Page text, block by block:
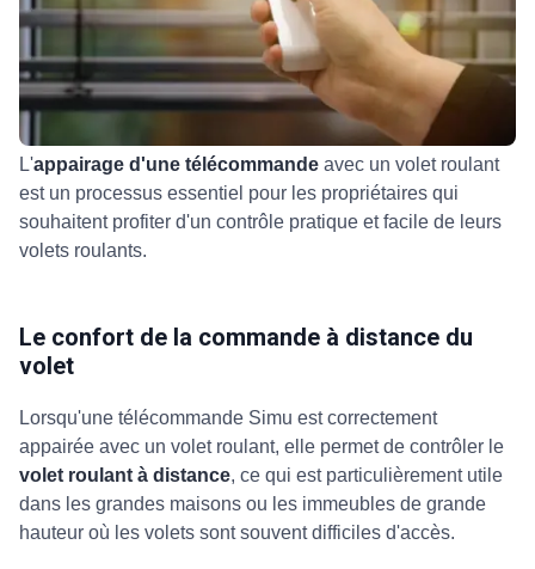
L'appairage d'une télécommande avec un volet roulant
est un processus essentiel pour les propriétaires qui
souhaitent profiter d'un contrôle pratique et facile de leurs
volets roulants.
Le confort de la commande à distance du
volet
Lorsqu'une télécommande Simu est correctement
appairée avec un volet roulant, elle permet de contrôler le
volet roulant à distance, ce qui est particulièrement utile
dans les grandes maisons ou les immeubles de grande
hauteur où les volets sont souvent difficiles d'accès.